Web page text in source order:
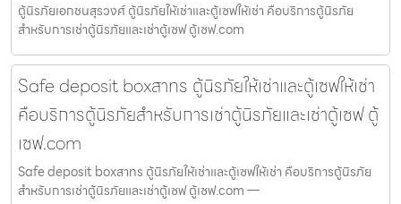
ตู้นิรภัยเอกชนสุรวงศ์ ตู้นิรภัยให้เช่าและตู้เซฟให้เช่า คือบริการตู้นิรภัย
สำหรับการเช่าตู้นิรภัยและเช่าตู้เซฟ ตู้เซฟ.com
Safe deposit boxสาทร ตู้นิรภัยให้เช่าและตู้เซฟให้เช่า
คือบริการตู้นิรภัยสำหรับการเช่าตู้นิรภัยและเช่าตู้เซฟ ตู้
เซฟ.com
Safe deposit boxสาทร ตู้นิรภัยให้เช่าและตู้เซฟให้เช่า คือบริการตู้นิรภัย
สำหรับการเช่าตู้นิรภัยและเช่าตู้เซฟ ตู้เซฟ.com —